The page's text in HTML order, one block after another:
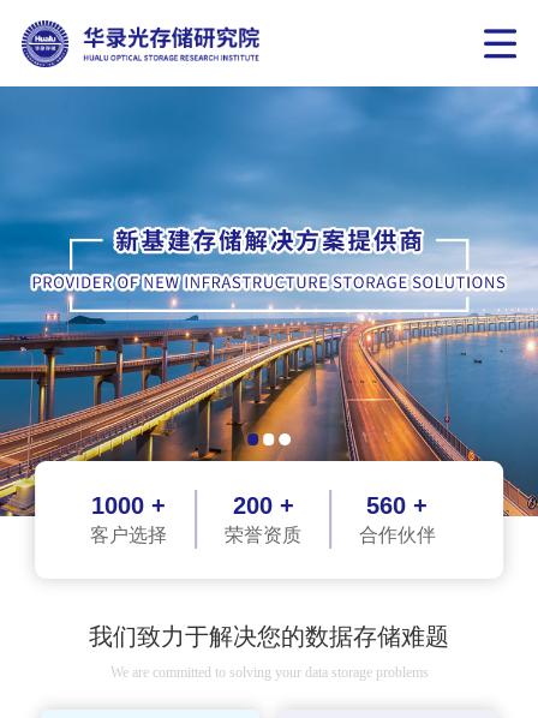
1000 +
客户选择
200 +
荣誉资质
560 +
合作伙伴
我们致力于解决您的数据存储难题
We are committed to solving your data storage problems